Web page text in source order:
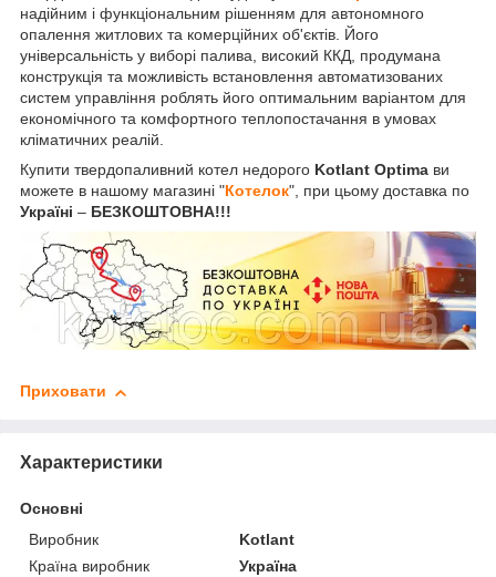
надійним і функціональним рішенням для автономного
опалення житлових та комерційних об'єктів. Його
універсальність у виборі палива, високий ККД, продумана
конструкція та можливість встановлення автоматизованих
систем управління роблять його оптимальним варіантом для
економічного та комфортного теплопостачання в умовах
кліматичних реалій.
Купити твердопаливний котел недорого Kotlant Optima ви
можете в нашому магазині "Котелок", при цьому доставка по
Україні – БЕЗКОШТОВНА!!!
Приховати
Характеристики
Основні
Виробник
Kotlant
Країна виробник
Україна